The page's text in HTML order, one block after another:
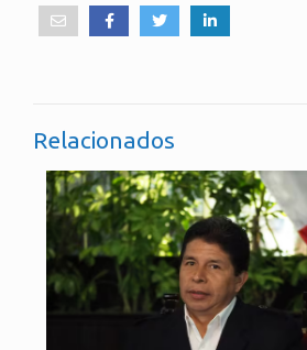
Relacionados